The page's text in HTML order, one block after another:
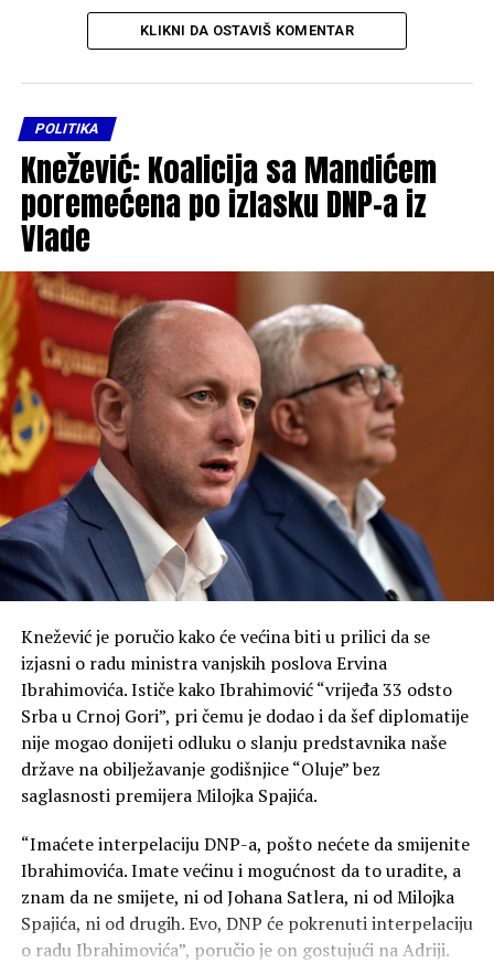
KLIKNI DA OSTAVIŠ KOMENTAR
POLITIKA
Knežević: Koalicija sa Mandićem
poremećena po izlasku DNP-a iz
Vlade
Knežević je poručio kako će većina biti u prilici da se
izjasni o radu ministra vanjskih poslova Ervina
Ibrahimovića. Ističe kako Ibrahimović “vrijeđa 33 odsto
Srba u Crnoj Gori”, pri čemu je dodao i da šef diplomatije
nije mogao donijeti odluku o slanju predstavnika naše
države na obilježavanje godišnjice “Oluje” bez
saglasnosti premijera Milojka Spajića.
“Imaćete interpelaciju DNP-a, pošto nećete da smijenite
Ibrahimovića. Imate većinu i mogućnost da to uradite, a
znam da ne smijete, ni od Johana Satlera, ni od Milojka
Spajića, ni od drugih. Evo, DNP će pokrenuti interpelaciju
o radu Ibrahimovića”, poručio je on gostujući na Adriji.